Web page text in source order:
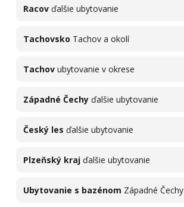
Racov ďalšie ubytovanie
Tachovsko Tachov a okolí
Tachov ubytovanie v okrese
Západné Čechy ďalšie ubytovanie
Český les ďalšie ubytovanie
Plzeňský kraj ďalšie ubytovanie
Ubytovanie s bazénom Západné Čechy